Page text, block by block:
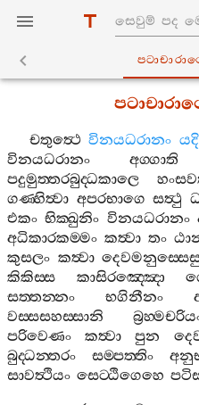
චතුත්‍ථෙ විනයධරානං
විනයධරානං
අග‍්ගාති
පදුමුත‍්තරබුද‍්ධකාලෙ
ගණ‍්හිත්‍වා අපරභාගෙ සත්‍ථු
එකං භික‍්ඛුනිං විනයධරානං
අධිකාරකම‍්මං කත්‍වා තං
කුසලං කත්‍වා
කිකිස‍්ස
කාසිරඤ‍්ඤො
සත‍්තන‍්නං
භගිනීනං
වස‍්සසහස‍්සානි
පරිවෙණං
කත්‍වා පුන
බුද‍්ධන‍්තරං
සම‍්පත‍්තිං
සාවත්‍ථියං සෙට‍්ඨිගෙහෙ